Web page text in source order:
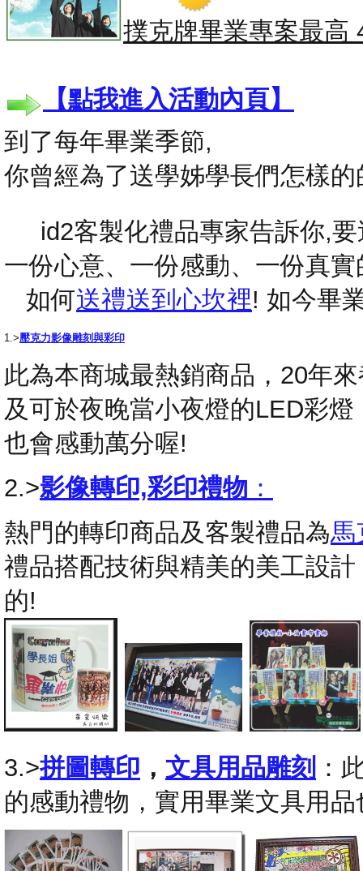
撲克牌畢業專案最高
【點我進入活動內頁】
到了每年畢業季節,
你曾經為了送學姊學長們怎樣
id2客製化禮品專家告訴你,要
一份心意、一份感動、一份真
如何送禮送到心坎裡! 如今畢
1.>壓克力影像雕刻與彩印
此為本商城最熱銷商品，20年
及可於夜晚當小夜燈的LED彩
也會感動萬分喔!
2.>影像轉印,彩印禮物 ：
熱門的轉印商品及客製禮品為馬
禮品搭配技術與精美的美工設
的!
3.>拼圖轉印 ， 文具用品雕刻 ：
的感動禮物，實用畢業文具用